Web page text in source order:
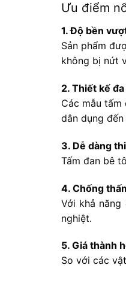
Ưu điểm
1. Độ bền
Sản phẩm
không bị nứt
2. Thiết kế
Các mẫu
dân dụng
3. Dễ dàng
Tấm đan bê
4. Chống
Với khả
nghiệt.
5. Giá thành
So với các